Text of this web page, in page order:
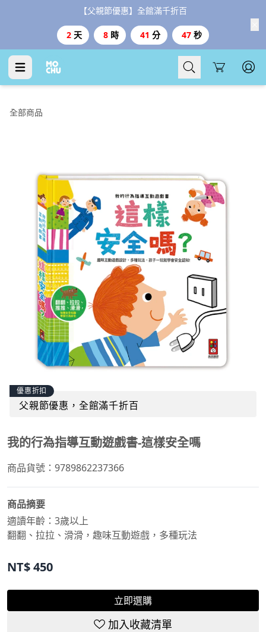
【父親節優惠】全館滿千折百
2 天 8 時 41 分 46 秒
Cart
全部商品
優惠折扣
父親節優惠，全館滿千折百
我的行為指導互動遊戲書-這樣安全嗎
商品貨號：9789862237366
商品摘要
適讀年齡：3歲以上
翻翻、拉拉、滑滑，趣味互動遊戲，多種玩法
NT$450
立即選購
加入收藏清單